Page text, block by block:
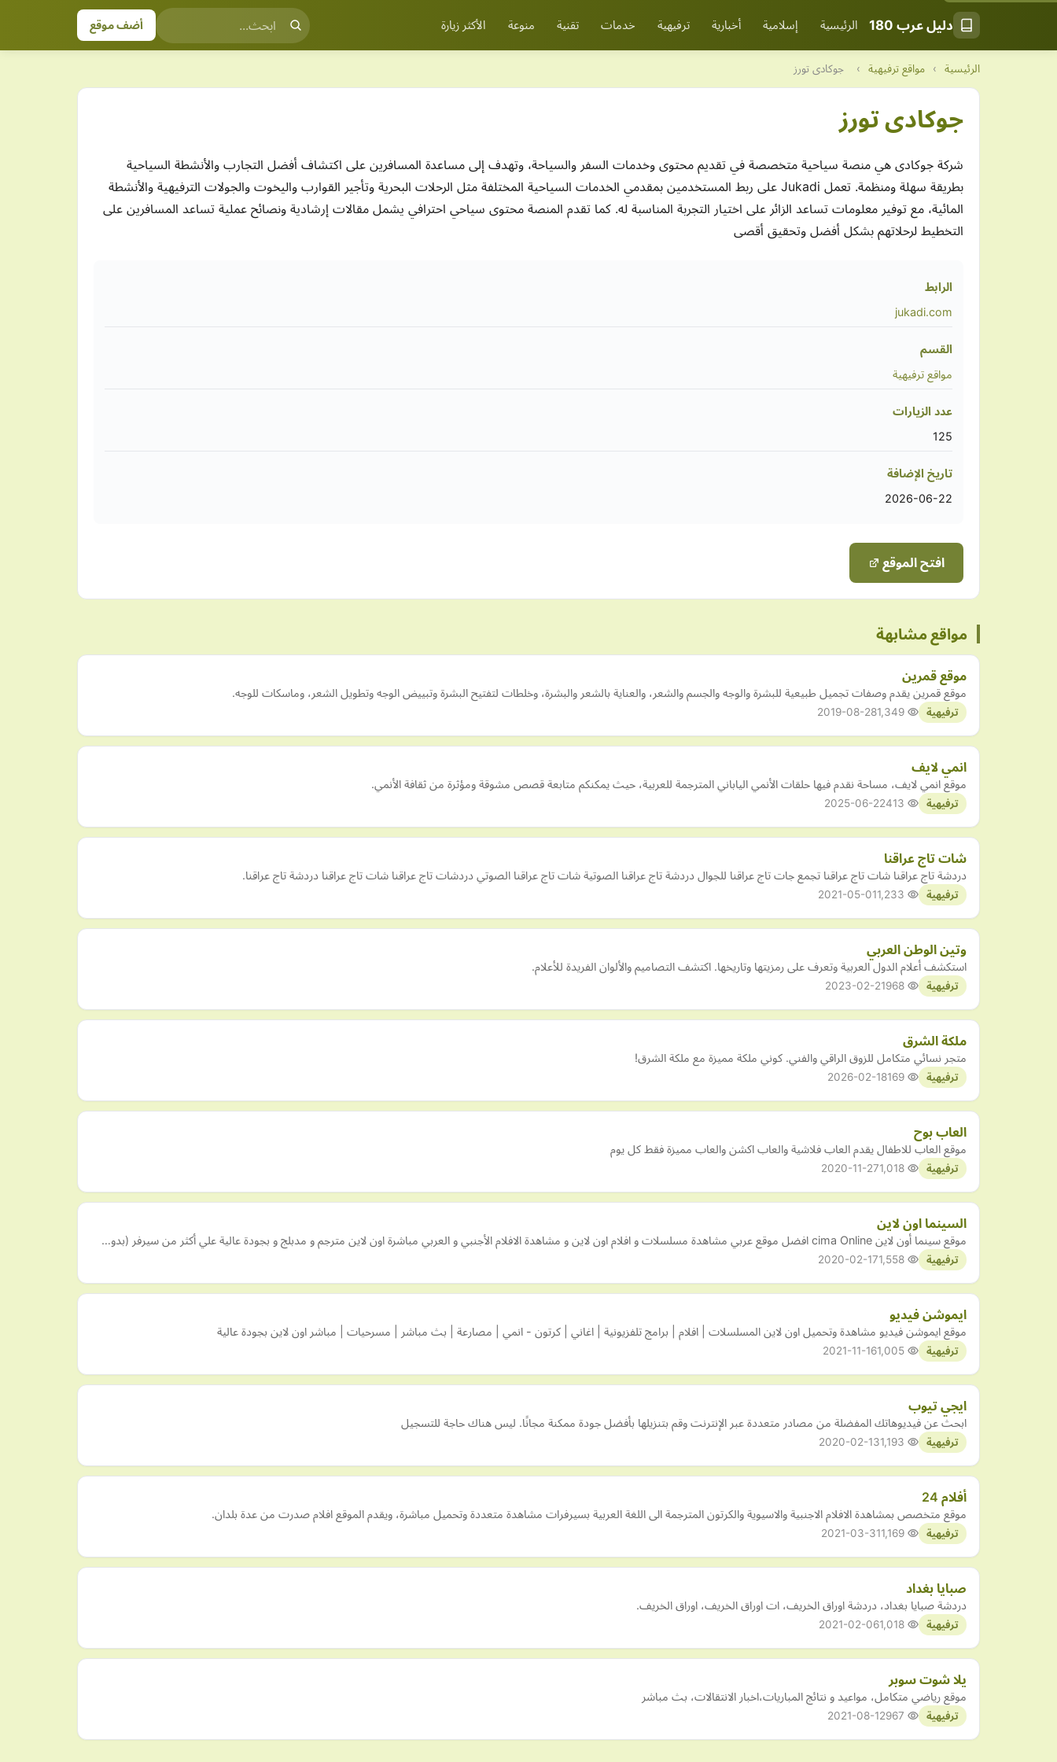
دليل عرب 180 الرئيسية إسلامية أخبارية ترفيهية خدمات تقنية منوعة الأكثر زيارة أضف موقع
الرئيسية › مواقع ترفيهية › جوكادى تورز
جوكادى تورز
شركة جوكادى هي منصة سياحية متخصصة في تقديم محتوى وخدمات السفر والسياحة، وتهدف إلى مساعدة المسافرين على اكتشاف أفضل التجارب والأنشطة السياحية
بطريقة سهلة ومنظمة. تعمل Jukadi على ربط المستخدمين بمقدمي الخدمات السياحية المختلفة مثل الرحلات البحرية وتأجير القوارب واليخوت والجولات الترفيهية والأنشطة
المائية، مع توفير معلومات تساعد الزائر على اختيار التجربة المناسبة له. كما تقدم المنصة محتوى سياحي احترافي يشمل مقالات إرشادية ونصائح عملية تساعد المسافرين على
التخطيط لرحلاتهم بشكل أفضل وتحقيق أقصى
الرابط
jukadi.com
القسم
مواقع ترفيهية
عدد الزيارات
125
تاريخ الإضافة
2026-06-22
افتح الموقع
مواقع مشابهة
موقع قمرين
موقع قمرين يقدم وصفات تجميل طبيعية للبشرة والوجه والجسم والشعر، والعناية بالشعر والبشرة، وخلطات لتفتيح البشرة وتبييض الوجه وتطويل الشعر، وماسكات للوجه.
ترفيهية 2019-08-28
انمي لايف
موقع انمي لايف، مساحة نقدم فيها حلقات الأنمي الياباني المترجمة للعربية، حيث يمكنكم متابعة قصص مشوقة ومؤثرة من ثقافة الأنمي.
ترفيهية 2025-06-22
شات تاج عراقنا
دردشة تاج عراقنا شات تاج عراقنا تجمع جات تاج عراقنا للجوال دردشة تاج عراقنا الصوتية شات تاج عراقنا الصوتي دردشات تاج عراقنا شات تاج عراقنا دردشة تاج عراقنا.
ترفيهية 2021-05-01
وتين الوطن العربي
استكشف أعلام الدول العربية وتعرف على رمزيتها وتاريخها. اكتشف التصاميم والألوان الفريدة للأعلام.
ترفيهية 2023-02-21
ملكة الشرق
متجر نسائي متكامل للزوق الراقي والفني. كوني ملكة مميزة مع ملكة الشرق!
ترفيهية 2026-02-18
العاب بوح
موقع العاب للاطفال يقدم العاب فلاشية والعاب اكشن والعاب مميزة فقط كل يوم
ترفيهية 2020-11-27
السينما اون لاين
موقع سينما أون لاين cima Online افضل موقع عربي مشاهدة مسلسلات و افلام اون لاين و مشاهدة الافلام الأجنبي و العربي مباشرة اون لاين مترجم و مدبلج و بجودة عالية علي أكثر من سيرفر (بدو…
ترفيهية 2020-02-17
ايموشن فيديو
موقع ايموشن فيديو مشاهدة وتحميل اون لاين المسلسلات | افلام | برامج تلفزيونية | اغاني | كرتون - انمي | مصارعة | بث مباشر | مسرحيات | مباشر اون لاين بجودة عالية
ترفيهية 2021-11-16
ايجي تيوب
ابحث عن فيديوهاتك المفضلة من مصادر متعددة عبر الإنترنت وقم بتنزيلها بأفضل جودة ممكنة مجانًا. ليس هناك حاجة للتسجيل
ترفيهية 2020-02-13
أفلام 24
موقع متخصص بمشاهدة الافلام الاجنبية والاسيوية والكرتون المترجمة الى اللغة العربية بسيرفرات مشاهدة متعددة وتحميل مباشرة، ويقدم الموقع افلام صدرت من عدة بلدان.
ترفيهية 2021-03-31
صبايا بغداد
دردشة صبايا بغداد، دردشة اوراق الخريف، ات اوراق الخريف، اوراق الخريف.
ترفيهية 2021-02-06
يلا شوت سوبر
موقع رياضي متكامل، مواعيد و نتائج المباريات،اخبار الانتقالات، بث مباشر
ترفيهية 2021-08-12